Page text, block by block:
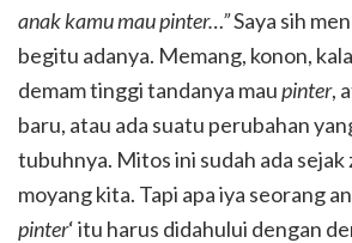
anak kamu mau pinter…”Saya sih
begitu adanya. Memang, konon,
demam tinggi tandanya maupinter,
baru, atau ada suatu perubahan
tubuhnya. Mitos ini sudah ada sejak
moyang kita. Tapi apa iya seorang
pinter‘ itu harus didahului dengan